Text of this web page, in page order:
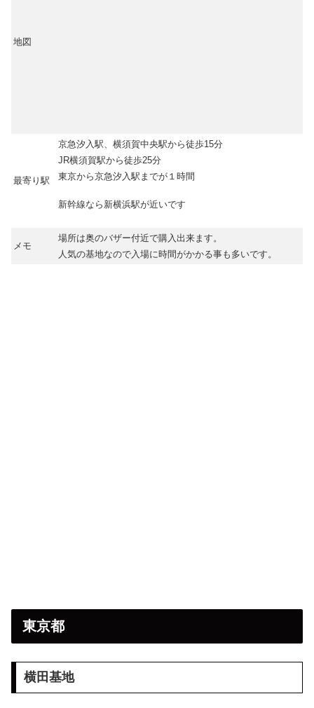
地図
最寄り駅
京急汐入駅、横須賀中央駅から徒歩15分
JR横須賀駅から徒歩25分
東京から京急汐入駅までが１時間
新幹線なら新横浜駅が近いです
メモ
場所は奥のバザー付近で購入出来ます。
人気の基地なので入場に時間がかかる事も多いです。
東京都
横田基地